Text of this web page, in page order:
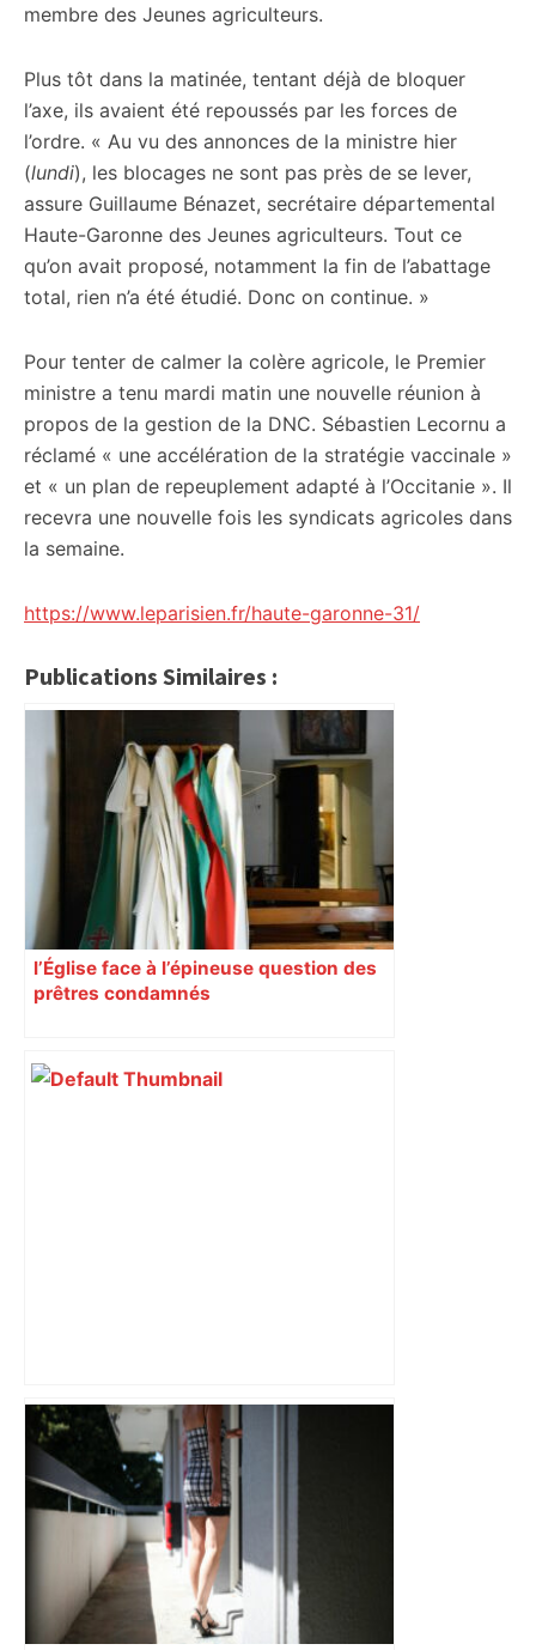
membre des Jeunes agriculteurs.
Plus tôt dans la matinée, tentant déjà de bloquer
l’axe, ils avaient été repoussés par les forces de
l’ordre. « Au vu des annonces de la ministre hier
(lundi), les blocages ne sont pas près de se lever,
assure Guillaume Bénazet, secrétaire départemental
Haute-Garonne des Jeunes agriculteurs. Tout ce
qu’on avait proposé, notamment la fin de l’abattage
total, rien n’a été étudié. Donc on continue. »
Pour tenter de calmer la colère agricole, le Premier
ministre a tenu mardi matin une nouvelle réunion à
propos de la gestion de la DNC. Sébastien Lecornu a
réclamé « une accélération de la stratégie vaccinale »
et « un plan de repeuplement adapté à l’Occitanie ». Il
recevra une nouvelle fois les syndicats agricoles dans
la semaine.
https://www.leparisien.fr/haute-garonne-31/
Publications Similaires :
l’Église face à l’épineuse question des
prêtres condamnés
Football : une embûche avant Noël pour
Rodez, nettement battu à Toulouse en
Seconde Ligue – Centre Presse
Aveyron